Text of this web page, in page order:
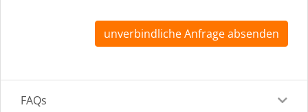
unverbindliche Anfrage absenden
FAQs